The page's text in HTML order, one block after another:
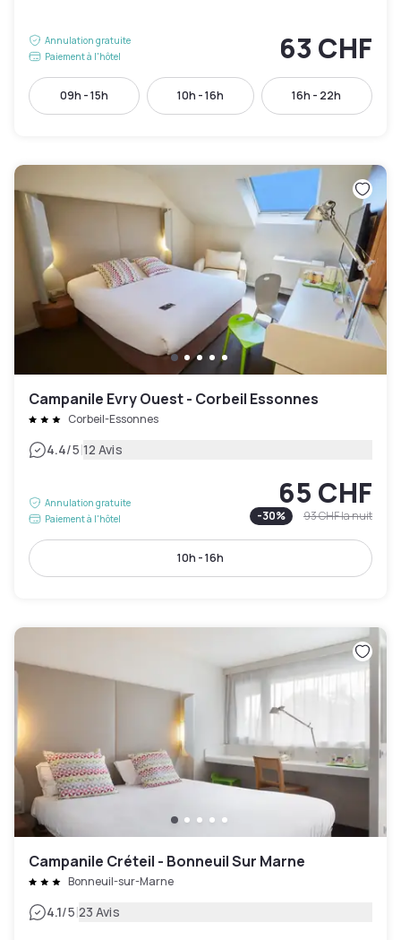
Annulation gratuite
Paiement à l'hôtel
63 CHF
09h - 15h 10h - 16h 16h - 22h
Campanile Evry Ouest - Corbeil Essonnes
Corbeil-Essonnes
4.4/5|12 Avis
Annulation gratuite
Paiement à l'hôtel
65 CHF
-30% 93 CHFla nuit
10h - 16h
Campanile Créteil - Bonneuil Sur Marne
Bonneuil-sur-Marne
4.1/5|23 Avis